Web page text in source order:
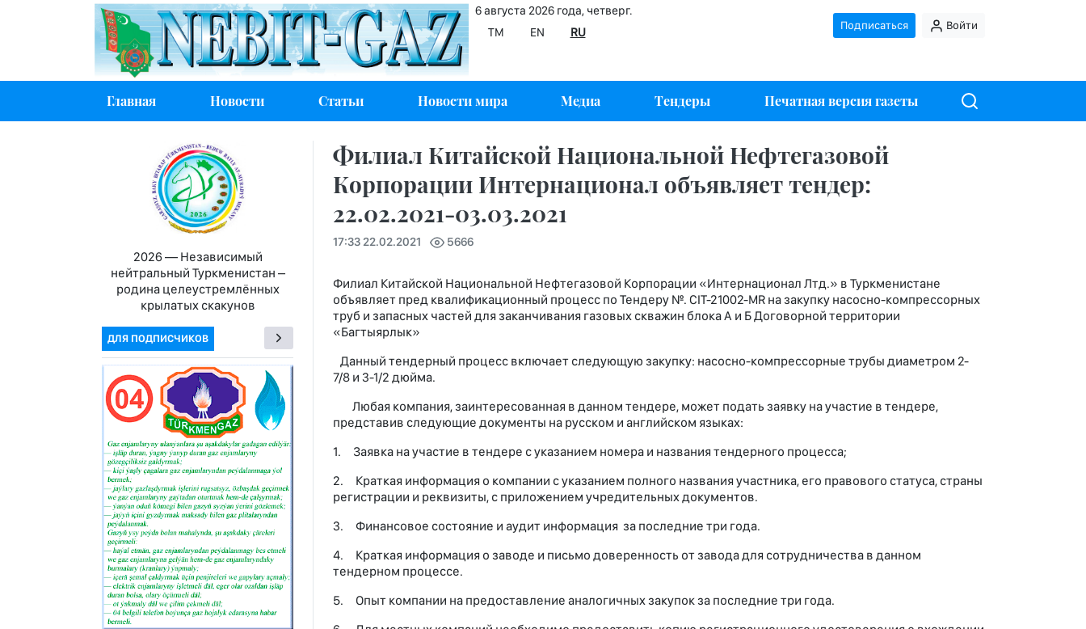
6 августа 2026 года, четверг.
TM
EN RU
Подписаться Войти
Главная Новости Статьи Новости мира Медиа Тендеры Печатная версия газеты
Филиал Китайской Национальной Нефтегазовой
Корпорации Интернационал объявляет тендер:
22.02.2021-03.03.2021
17:33 22.02.2021 5666
Филиал Китайской Национальной Нефтегазовой Корпорации «Интернационал Лтд.» в Туркменистане
объявляет пред квалификационный процесс по Тендеру №. CIT-21002-MR на закупку насосно-компрессорных
труб и запасных частей для заканчивания газовых скважин блока А и Б Договорной территории
«Багтыярлык»
Данный тендерный процесс включает следующую закупку: насосно-компрессорные трубы диаметром 2-
7/8 и 3-1/2 дюйма.
Любая компания, заинтересованная в данном тендере, может подать заявку на участие в тендере,
представив следующие документы на русском и английском языках:
1. Заявка на участие в тендере с указанием номера и названия тендерного процесса;
2. Краткая информация о компании с указанием полного названия участника, его правового статуса, страны
регистрации и реквизиты, с приложением учредительных документов.
3. Финансовое состояние и аудит информация за последние три года.
4. Краткая информация о заводе и письмо доверенность от завода для сотрудничества в данном
тендерном процессе.
5. Опыт компании на предоставление аналогичных закупок за последние три года.
2026 — Независимый
нейтральный Туркменистан –
родина целеустремлённых
крылатых скакунов
ДЛЯ ПОДПИСЧИКОВ